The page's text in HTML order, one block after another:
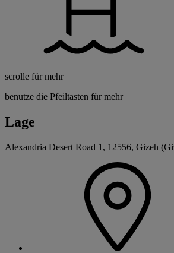
scrolle für mehr
benutze die Pfeiltasten für mehr
Lage
Alexandria Desert Road 1, 12556, Gizeh